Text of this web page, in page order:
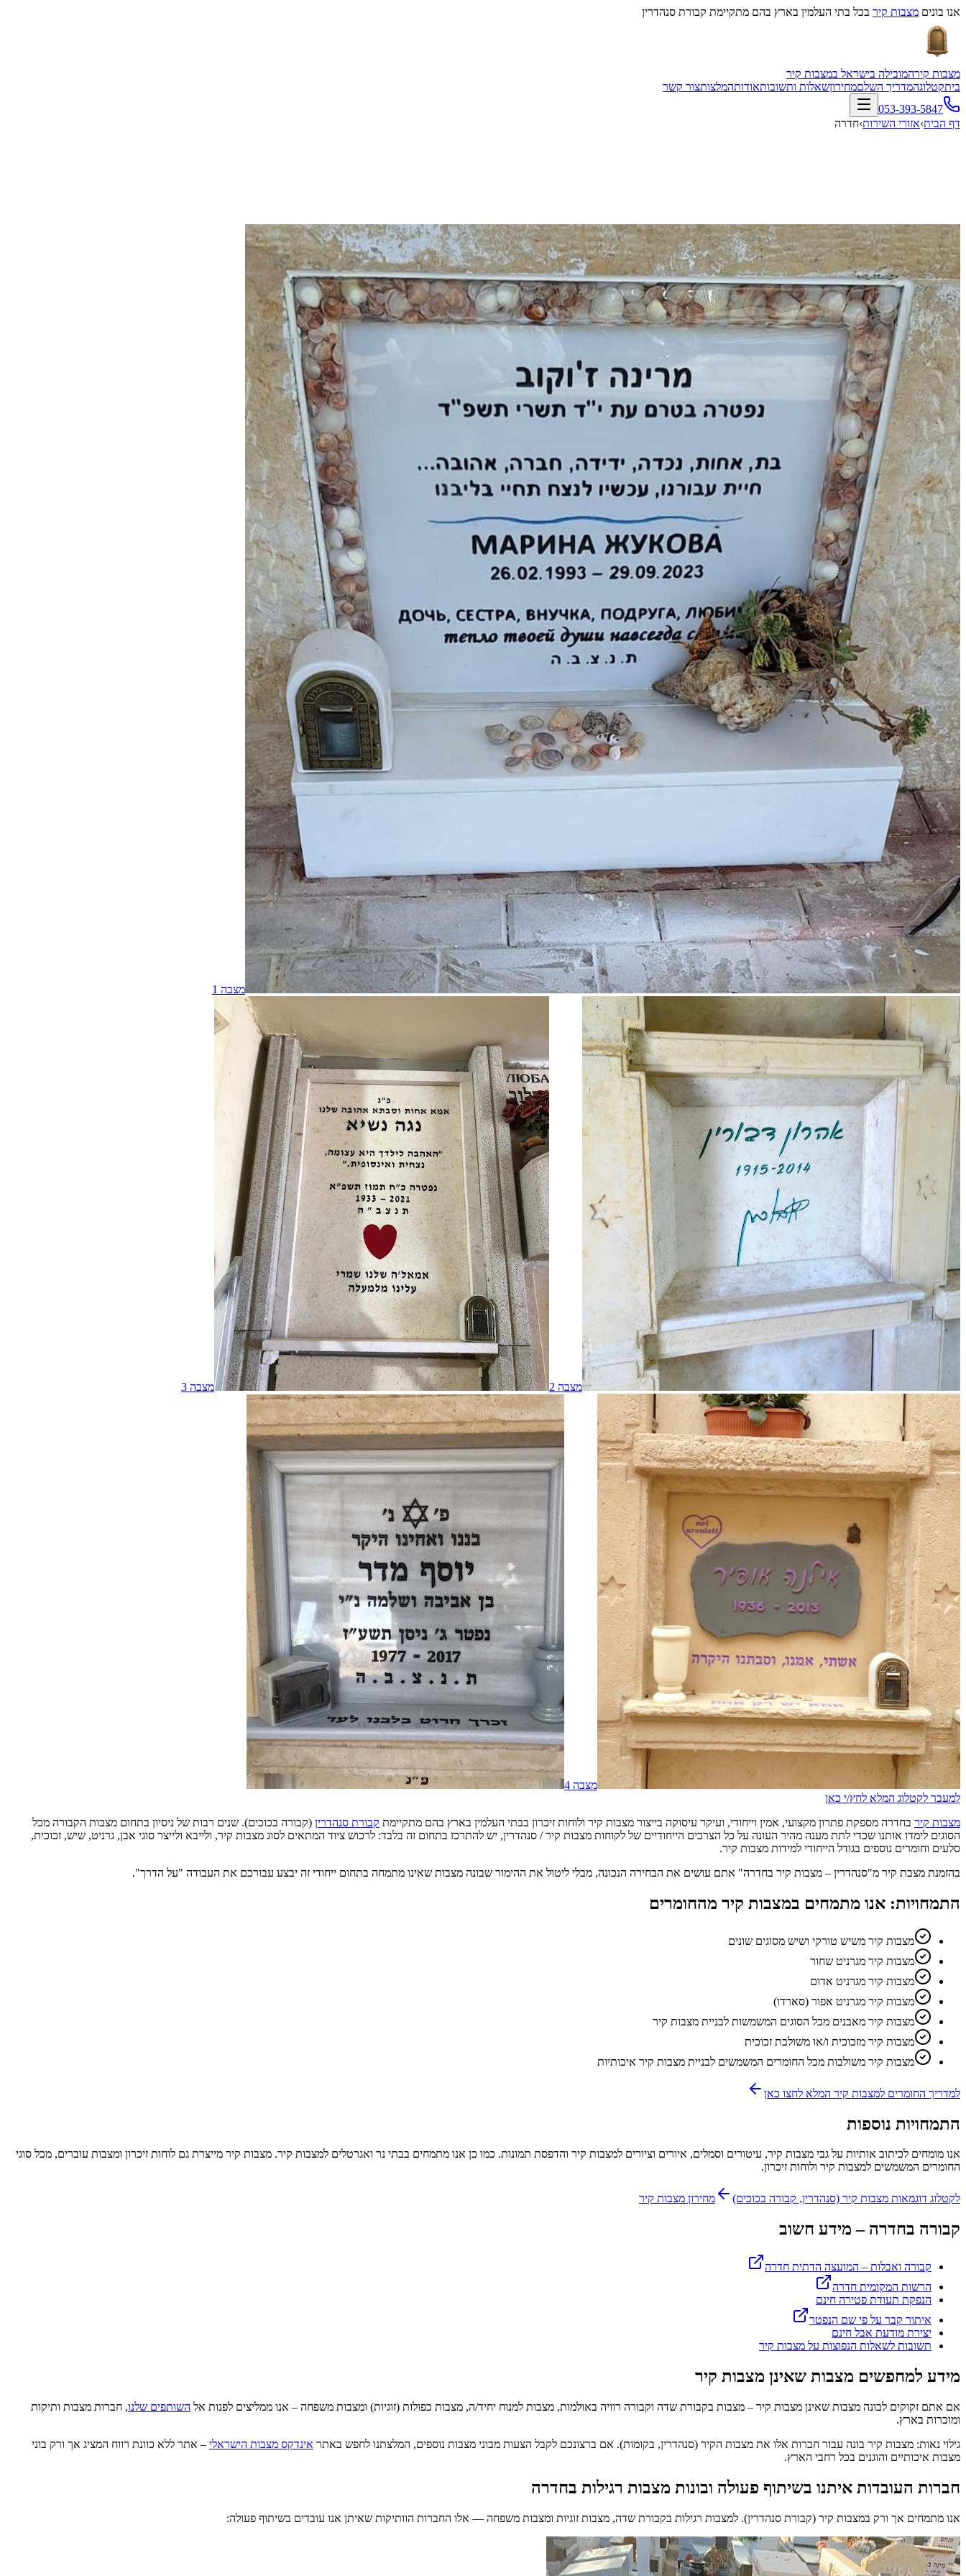
אנו בונים מצבות קיר בכל בתי העלמין בארץ בהם מתקיימת קבורת סנהדרין
מצבות קירהמובילה בישראל במצבות קיר
ביתקטלוגהמדריך השלםמחירוןשאלות ותשובותאודותהמלצותצור קשר
053-393-5847
דף הבית›אזורי השירות›חדרה
מצבה 1
מצבה 2 מצבה 3
מצבה 4
למעבר לקטלוג המלא לחץ/י כאן
מצבות קיר בחדרה מספקת פתרון מקצועי, אמין וייחודי, ועיקר עיסוקה בייצור מצבות קיר ולוחות זיכרון בבתי העלמין בארץ בהם מתקיימת קבורת סנהדרין (קבורה בכוכים). שנים רבות של ניסיון בתחום מצבות הקבורה מכל
הסוגים לימדו אותנו שכדי לתת מענה מהיר העונה על כל הצרכים הייחודיים של לקוחות מצבות קיר / סנהדרין, יש להתרכז בתחום זה בלבד: לרכוש ציוד המתאים לסוג מצבות קיר, ולייבא ולייצר סוגי אבן, גרניט, שיש, זכוכית,
סלעים וחומרים נוספים בגודל הייחודי למידות מצבות קיר.
בהזמנת מצבת קיר מ"סנהדרין – מצבות קיר בחדרה" אתם עושים את הבחירה הנכונה, מבלי ליטול את ההימור שבונה מצבות שאינו מתמחה בתחום ייחודי זה יבצע עבורכם את העבודה "על הדרך".
התמחויות: אנו מתמחים במצבות קיר מהחומרים
מצבות קיר משיש טורקי ושיש מסוגים שונים
מצבות קיר מגרניט שחור
מצבות קיר מגרניט אדום
מצבות קיר מגרניט אפור (סארדו)
מצבות קיר מאבנים מכל הסוגים המשמשות לבניית מצבות קיר
מצבות קיר מזכוכית ו/או משולבת זכוכית
מצבות קיר משולבות מכל החומרים המשמשים לבניית מצבות קיר איכותיות
למדריך החומרים למצבות קיר המלא לחצו כאן
התמחויות נוספות
אנו מומחים לכיתוב אותיות על גבי מצבות קיר, עיטורים וסמלים, איורים וציורים למצבות קיר והדפסת תמונות. כמו כן אנו מתמחים בבתי נר ואגרטלים למצבות קיר. מצבות קיר מייצרת גם לוחות זיכרון ומצבות עוברים, מכל סוגי
החומרים המשמשים למצבות קיר ולוחות זיכרון.
לקטלוג דוגמאות מצבות קיר (סנהדרין, קבורה בכוכים) מחירון מצבות קיר
קבורה בחדרה – מידע חשוב
קבורה ואבלות – המועצה הדתית חדרה
הרשות המקומית חדרה
הנפקת תעודת פטירה חינם
איתור קבר על פי שם הנפטר
יצירת מודעת אבל חינם
תשובות לשאלות הנפוצות על מצבות קיר
מידע למחפשים מצבות שאינן מצבות קיר
אם אתם זקוקים לבונה מצבות שאינן מצבות קיר – מצבות בקבורת שדה וקבורה רוויה באולמות, מצבות למנוח יחיד/ה, מצבות כפולות (זוגיות) ומצבות משפחה – אנו ממליצים לפנות אל השותפים שלנו, חברות מצבות ותיקות
ומוכרות בארץ.
גילוי נאות: מצבות קיר בונה עבור חברות אלו את מצבות הקיר (סנהדרין, בקומות). אם ברצונכם לקבל הצעות מבוני מצבות נוספים, המלצתנו לחפש באתר אינדקס מצבות הישראלי – אתר ללא כוונת רווח המציג אך ורק בוני
מצבות איכותיים והוגנים בכל רחבי הארץ.
חברות העובדות איתנו בשיתוף פעולה ובונות מצבות רגילות בחדרה
אנו מתמחים אך ורק במצבות קיר (קבורת סנהדרין). למצבות רגילות בקבורת שדה, מצבות זוגיות ומצבות משפחה — אלו החברות הוותיקות שאיתן אנו עובדים בשיתוף פעולה: